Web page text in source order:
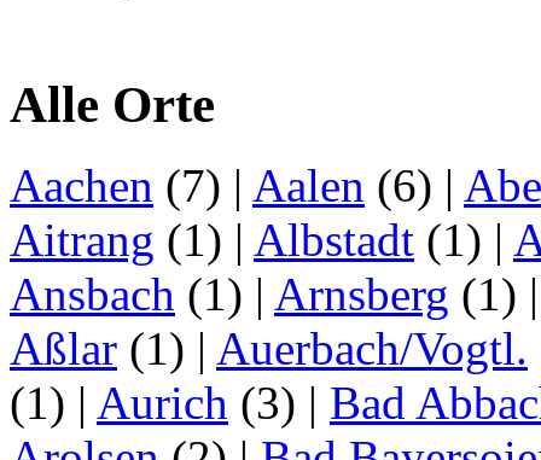
Alle Orte
Aachen (7) | Aalen (6) |
Aitrang (1) | Albstadt (1) |
Ansbach (1) | Arnsberg (1)
Aßlar (1) | Auerbach/Vogtl.
(1) | Aurich (3) | Bad